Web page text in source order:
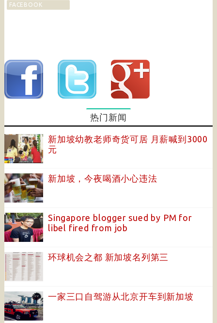
FACEBOOK
热门新闻
新加坡幼教老师奇货可居 月薪喊到3000
元
新加坡，今夜喝酒小心违法
Singapore blogger sued by PM for
libel fired from job
环球机会之都 新加坡名列第三
一家三口自驾游从北京开车到新加坡